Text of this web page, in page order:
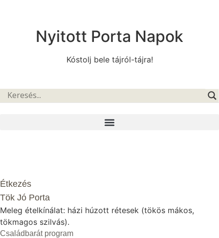
Nyitott Porta Napok
Kóstolj bele tájról-tájra!
Étkezés
Tök Jó Porta
Meleg ételkínálat: házi húzott rétesek (tökös mákos,
tökmagos szilvás).
Családbarát program